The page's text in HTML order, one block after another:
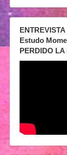
Estudo
PERDIDO